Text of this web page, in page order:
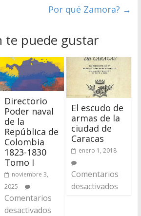
Por qué Zamora? →
te puede gustar
Directorio
Poder naval
de la
República de
Colombia
1823-1830
Tomo I
noviembre 3,
2025
Comentarios
desactivados
El escudo de
armas de la
ciudad de
Caracas
enero 1, 2018
Comentarios
desactivados